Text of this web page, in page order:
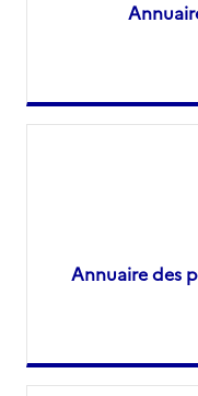
Annuaire des